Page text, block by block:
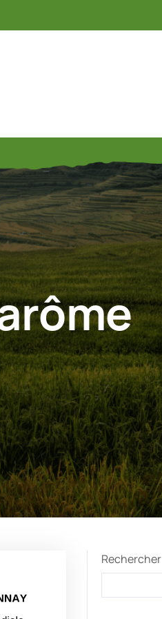
Rechercher